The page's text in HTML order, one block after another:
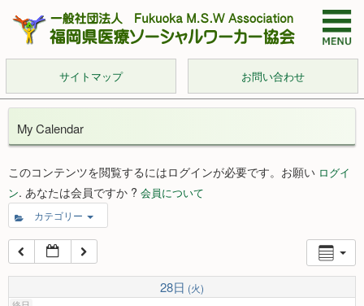
サイトマップ お問い合わせ
My Calendar
このコンテンツを閲覧するにはログインが必要です。お願い ログイ
ン. あなたは会員ですか ? 会員について
カテゴリー
28日 (火)